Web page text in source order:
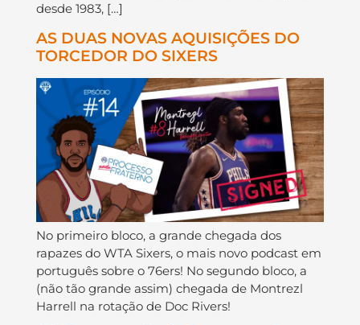
desde 1983, […]
AS DUAS NOVAS AQUISIÇÕES DO
TORCEDOR DO SIXERS
No primeiro bloco, a grande chegada dos
rapazes do WTA Sixers, o mais novo podcast em
português sobre o 76ers! No segundo bloco, a
(não tão grande assim) chegada de Montrezl
Harrell na rotação de Doc Rivers!